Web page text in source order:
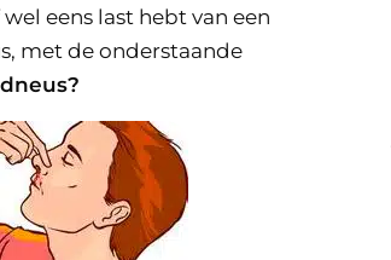
eens last hebt van een
met de onderstaande